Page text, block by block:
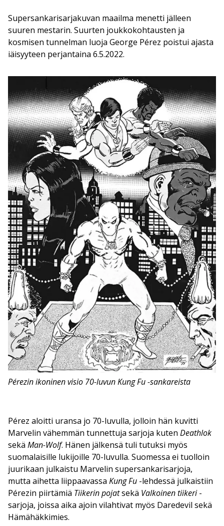
Supersankarisarjakuvan maailma menetti jälleen
suuren mestarin. Suurten joukkokohtausten ja
kosmisen tunnelman luoja George Pérez poistui ajasta
iäisyyteen perjantaina 6.5.2022.
Pérezin ikoninen visio 70-luvun Kung Fu -sankareista
Pérez aloitti uransa jo 70-luvulla, jolloin hän kuvitti
Marvelin vähemmän tunnettuja sarjoja kuten Deathlok
sekä Man-Wolf. Hänen jälkensä tuli tutuksi myös
suomalaisille lukijoille 70-luvulla. Suomessa ei tuolloin
juurikaan julkaistu Marvelin supersankarisarjoja,
mutta aihetta liippaavassa Kung Fu -lehdessä julkaistiin
Pérezin piirtämiä Tiikerin pojatsekä Valkoinen tiikeri-
sarjoja, joissa aika ajoin vilahtivat myös Daredevil sekä
Hämähäkkimies.